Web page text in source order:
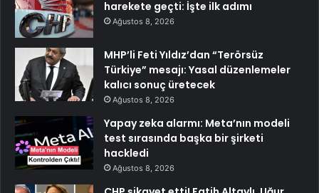
harekete geçti: İşte ilk adımı
Ağustos 8, 2026
MHP’li Feti Yıldız’dan “Terörsüz
Türkiye” mesajı: Yasal düzenlemeler
kalıcı sonuç üretecek
Ağustos 8, 2026
Yapay zeka alarmı: Meta’nın modeli
test sırasında başka bir şirketi
hackledi
Ağustos 8, 2026